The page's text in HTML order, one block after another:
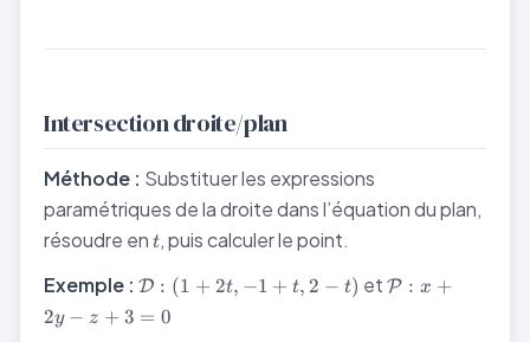
\mathbb{R}
Intersection droite/plan
Méthode : Substituer les expressions
paramétriques de la droite dans l’équation du plan,
résoudre ent
t, puis calculer le point.
Exemple : \mathcal{D}
: (1+2t,
-1+t, 2-t)
D : (1 + 2t, −1 + t, 2 − t) et\mathcal{P}
P : x +
2y − z + 3 = 0